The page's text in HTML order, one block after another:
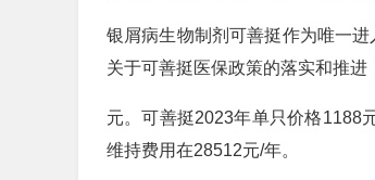
银屑病生物制剂可善挺作为唯一
关于可善挺医保政策的落实和推进
元。可善挺2023年单只价格1188
维持费用在28512元/年。